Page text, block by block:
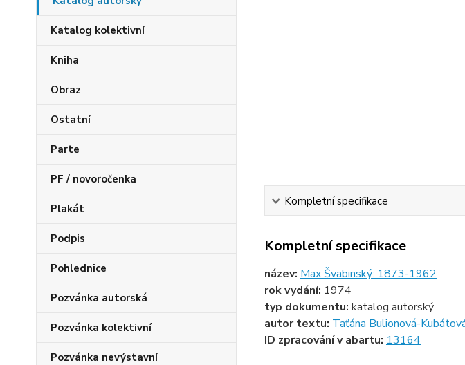
Katalog kolektivní
Kniha
Obraz
Ostatní
Parte
PF / novoročenka
Plakát
Podpis
Pohlednice
Pozvánka autorská
Pozvánka kolektivní
Pozvánka nevýstavní
Kompletní specifikace
Kompletní specifikace
název: Max Švabinský: 1873-1962
rok vydání: 1974
typ dokumentu: katalog autorský
autor textu: Taťána Bulionová-
ID zpracování v abartu: 13164